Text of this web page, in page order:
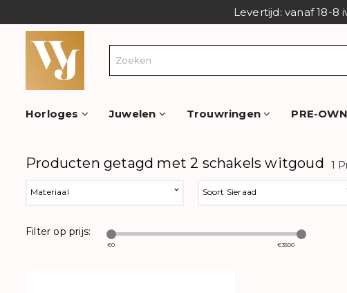
Levertijd: vanaf 18-8
Horloges Juwelen Trouwringen PRE-
Producten getagd met 2 schakels witgoud 1
Materiaal Soort Sieraad
Filter op prijs:
€0 €3500